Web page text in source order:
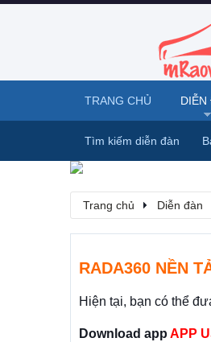
Trang chủ Diễn đàn
RADA360 NỀN
Hiện tại, bạn có thể
Download app APP
TRANG CHỦ DIỄN
Tìm kiếm diễn đàn